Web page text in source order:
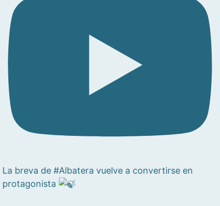
La breva de #Albatera vuelve a convertirse en
protagonista